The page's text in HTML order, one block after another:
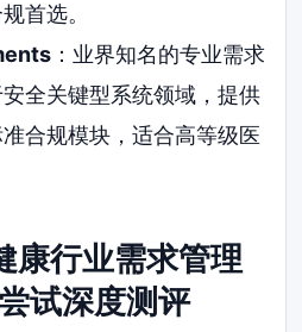
首选。
：业界知名的专业需求
全关键型系统领域，提供
合规模块，适合高等级医
行业需求管理
试深度测评